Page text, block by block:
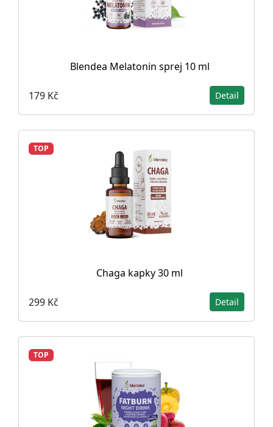
Blendea Melatonin sprej 10 ml
179 Kč Detail
TOP
Chaga kapky 30 ml
299 Kč Detail
TOP